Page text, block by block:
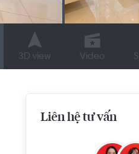
3D view Video
Liên hệ tư vấn